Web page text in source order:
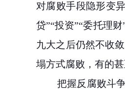
对腐败手段隐形变
贷”“投资”“委托理
九大之后仍然不收
塌方式腐败，有的
把握反腐败斗